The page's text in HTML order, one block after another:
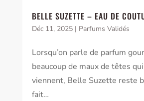
BELLE SUZETTE – EAU DE
Déc 11, 2025| Parfums Validés
Lorsqu’on parle de parfum
beaucoup de maux de têtes
viennent, Belle Suzette reste
fait…